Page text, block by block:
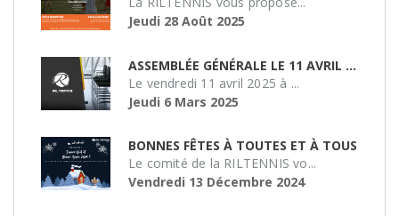
Jeudi 28 Août 2025
ASSEMBLÉE GÉNÉRALE LE 11 AVRIL 2025 À 19H
Le vendredi 11 avril 2025 à ...
Jeudi 6 Mars 2025
BONNES FÊTES À TOUTES ET À TOUS
Le comité de la RILTENNIS vo...
Vendredi 13 Décembre 2024